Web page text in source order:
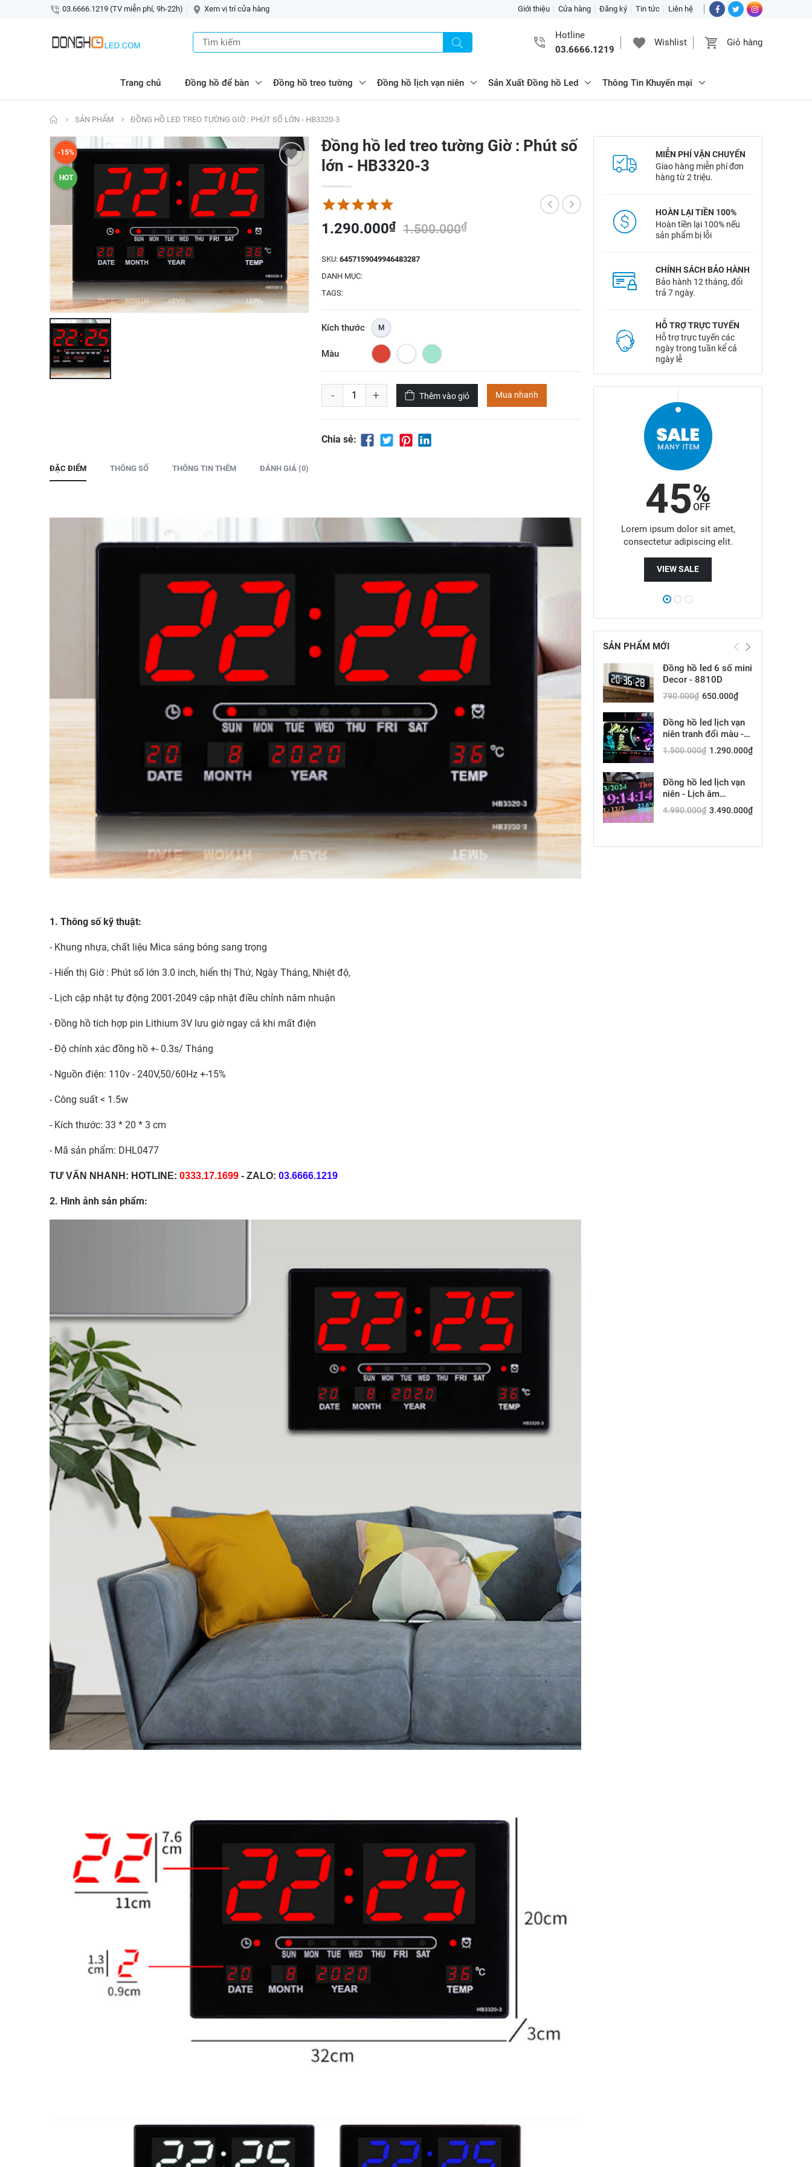
03.6666.1219 (TV miễn phí, 9h-22h) Xem vị trí cửa hàng Giới thiệu Cửa hàng Đăng ký Tin tức Liên hệ
Hotline
03.6666.1219
Wishlist Giỏ hàng
Trang chủ Đồng hồ để bàn Đồng hồ treo tường Đồng hồ lịch vạn niên Sản Xuất Đồng hồ Led Thông Tin Khuyến mại
SẢN PHẨM ĐỒNG HỒ LED TREO TƯỜNG GIỜ : PHÚT SỐ LỚN - HB3320-3
-15%
HOT
Đồng hồ led treo tường Giờ : Phút số
lớn - HB3320-3
1.290.000₫ 1.500.000₫
SKU: 6457159049946483287
DANH MỤC:
TAGS:
Kích thước M
Màu
- + Thêm vào giỏ Mua nhanh
Chia sẻ:
ĐẶC ĐIỂM THÔNG SỐ THÔNG TIN THÊM ĐÁNH GIÁ (0)
1. Thông số kỹ thuật:
- Khung nhựa, chất liệu Mica sáng bóng sang trọng
- Hiển thị Giờ : Phút số lớn 3.0 inch, hiển thị Thứ, Ngày Tháng, Nhiệt độ,
- Lịch cập nhật tự động 2001-2049 cập nhật điều chỉnh năm nhuận
- Đồng hồ tích hợp pin Lithium 3V lưu giờ ngay cả khi mất điện
- Độ chính xác đồng hồ +- 0.3s/ Tháng
- Nguồn điện: 110v - 240V,50/60Hz +-15%
- Công suất < 1.5w
- Kích thước: 33 * 20 * 3 cm
- Mã sản phẩm: DHL0477
TƯ VẤN NHANH: HOTLINE: 0333.17.1699 - ZALO: 03.6666.1219
2. Hình ảnh sản phẩm:
MIỄN PHÍ VẬN CHUYỂN
Giao hàng miễn phí đơn
hàng từ 2 triệu.
HOÀN LẠI TIỀN 100%
Hoàn tiền lại 100% nếu
sản phẩm bị lỗi
CHÍNH SÁCH BẢO HÀNH
Bảo hành 12 tháng, đổi
trả 7 ngày.
HỖ TRỢ TRỰC TUYẾN
Hỗ trợ trực tuyến các
ngày trong tuần kể cả
ngày lễ
Lorem ipsum dolor sit amet,
consectetur adipiscing elit.
Lorem ipsum dolor sit amet,
consectetur adipiscing elit.
VIEW SALE
45%
OFF
Lorem ipsum dolor sit amet,
consectetur adipiscing elit.
VIEW SALE
SẢN PHẨM MỚI
Đồng hồ led 6 số mini
Decor - 8810D
790.000₫ 650.000₫
Đồng hồ led lịch vạn
niên tranh đổi màu -
App mobile
1.500.000₫ 1.290.000₫
Đồng hồ led lịch vạn
niên - Lịch âm
ECHIPKOOL - DS6568
4.990.000₫ 3.490.000₫